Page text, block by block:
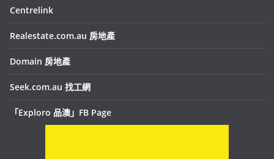
Centrelink
Realestate.com.au 房地產
Domain 房地產
Seek.com.au 找工網
「Exploro 品澳」FB Page